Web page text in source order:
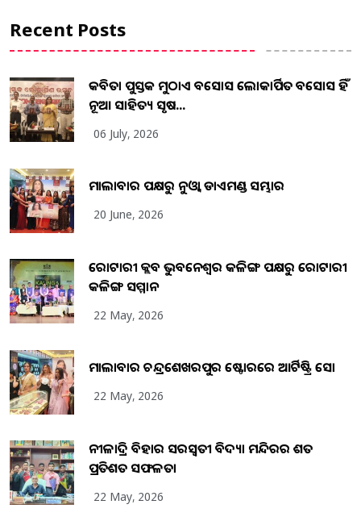
Recent Posts
କବିତା ପୁସ୍ତକ ମୁଠାଏ ଅବସୋସ ଲୋକାର୍ପିତ ଅବସୋସ ହିଁ
ନୂଆ ସାହିତ୍ୟ ସୃଷ...
06 July, 2026
ମାଲାବାର ପକ୍ଷରୁ ନୁଓ୍ବା ଡାଏମଣ୍ଡ ସମ୍ଭାର
20 June, 2026
ରୋଟାରୀ କ୍ଲବ ଭୁବନେଶ୍ୱର କଳିଙ୍ଗ ପକ୍ଷରୁ ରୋଟାରୀ
କଳିଙ୍ଗ ସମ୍ମାନ
22 May, 2026
ମାଲାବାର ଚନ୍ଦ୍ରଶେଖରପୁର ଷ୍ଟୋରରେ ଆର୍ଟିଷ୍ଟ୍ରି ସୋ
22 May, 2026
ନୀଳାଦ୍ରି ବିହାର ସରସ୍ୱତୀ ବିଦ୍ୟା ମନ୍ଦିରର ଶତ
ପ୍ରତିଶତ ସଫଳତା
22 May, 2026